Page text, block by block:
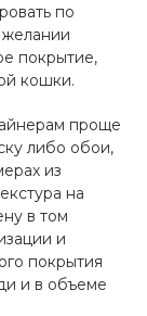
по
покрытие,
кошки.
проще
либо обои,
из
на
в том
и
покрытия
и в объеме